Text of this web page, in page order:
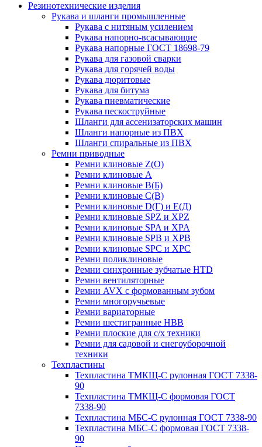
Резинотехнические изделия
Рукава и шланги промышленные
Рукава с нитяным усилением
Рукава напорно-всасывающие
Рукава напорные ГОСТ 18698-79
Рукава для газовой сварки
Рукава для горячей воды
Рукава дюритовые
Рукава для битума
Рукава пневматические
Рукава пескоструйные
Шланги для ассенизаторских машин
Шланги напорные из ПВХ
Шланги спиральные из ПВХ
Ремни приводные
Ремни клиновые Z(О)
Ремни клиновые А
Ремни клиновые В(Б)
Ремни клиновые С(В)
Ремни клиновые D(Г) и Е(Д)
Ремни клиновые SPZ и XPZ
Ремни клиновые SPA и XPA
Ремни клиновые SPB и XPB
Ремни клиновые SPC и XPC
Ремни поликлиновые
Ремни синхронные зубчатые HTD
Ремни вентиляторные
Ремни AVX с формованным зубом
Ремни многоручьевые
Ремни вариаторные
Ремни шестигранные HBB
Ремни плоские для с/х техники
Ремни для садовой и снегоуборочной
техники
Техпластины
Техпластина ТМКЩ-С рулонная ГОСТ 7338-
90
Техпластина ТМКЩ-С формовая ГОСТ
7338-90
Техпластина МБС-С рулонная ГОСТ 7338-90
Техпластина МБС-С формовая ГОСТ 7338-
90